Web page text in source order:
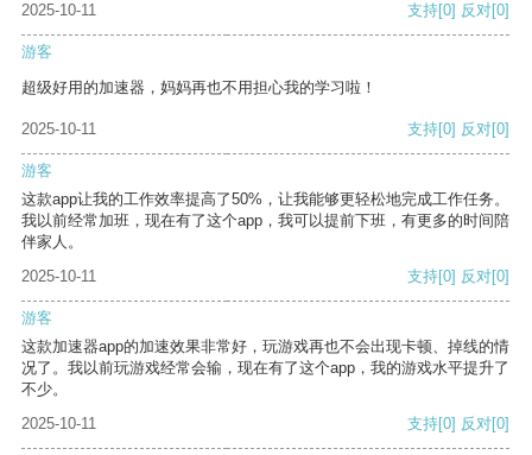
2025-10-11 支持[0] 反对[0]
游客
超级好用的加速器，妈妈再也不用担心我的学习啦！
2025-10-11 支持[0] 反对[0]
游客
这款app让我的工作效率提高了50%，让我能够更轻松地完成工作任务。
我以前经常加班，现在有了这个app，我可以提前下班，有更多的时间陪
伴家人。
2025-10-11
支持[0] 反对[0]
游客
这款加速器app的加速效果非常好，玩游戏再也不会出现卡顿、掉线的情
况了。我以前玩游戏经常会输，现在有了这个app，我的游戏水平提升了
不少。
2025-10-11
支持[0] 反对[0]